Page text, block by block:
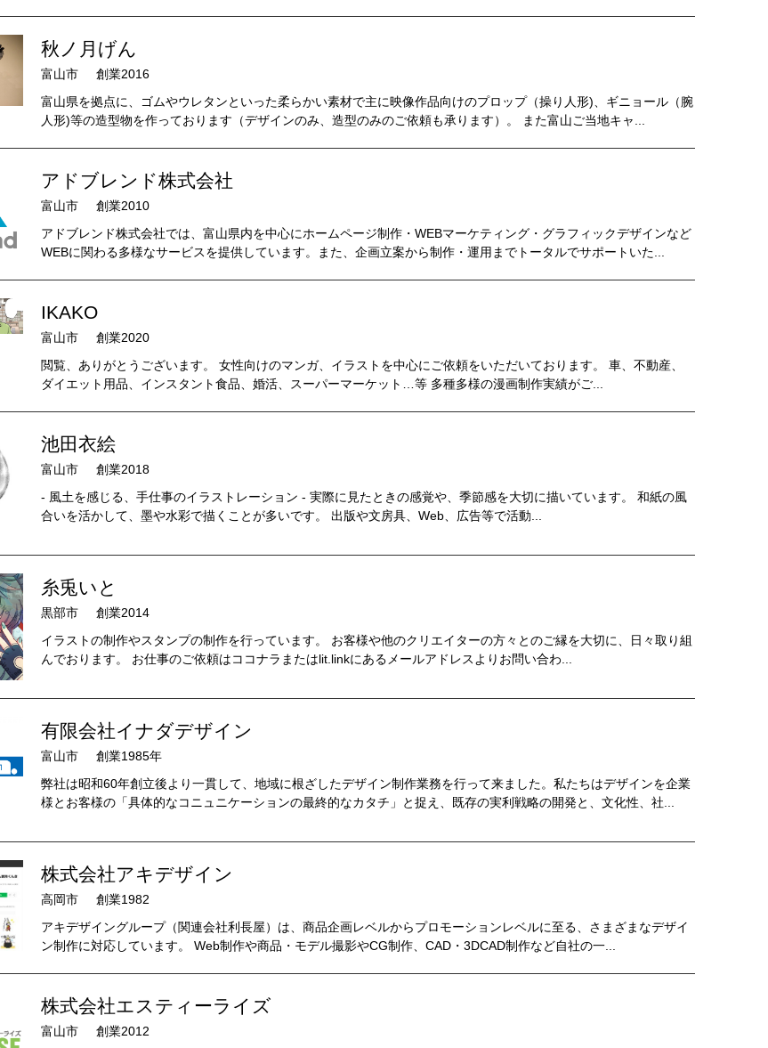
秋ノ月げん
富山市
創業2016
富山県を拠点に、ゴムやウレタンといった柔らかい素材で主に映像作品向けのプロップ（操り人形)、ギニョール（腕
人形)等の造型物を作っております（デザインのみ、造型のみのご依頼も承ります）。 また富山ご当地キャ...
アドブレンド株式会社
富山市
創業2010
アドブレンド株式会社では、富山県内を中心にホームページ制作・WEBマーケティング・グラフィックデザインなど
WEBに関わる多様なサービスを提供しています。また、企画立案から制作・運用までトータルでサポートいた...
IKAKO
富山市
創業2020
閲覧、ありがとうございます。 女性向けのマンガ、イラストを中心にご依頼をいただいております。 車、不動産、
ダイエット用品、インスタント食品、婚活、スーパーマーケット…等 多種多様の漫画制作実績がご...
池田衣絵
富山市
創業2018
- 風土を感じる、手仕事のイラストレーション - 実際に見たときの感覚や、季節感を大切に描いています。 和紙の風
合いを活かして、墨や水彩で描くことが多いです。 出版や文房具、Web、広告等で活動...
糸兎いと
黒部市
創業2014
イラストの制作やスタンプの制作を行っています。 お客様や他のクリエイターの方々とのご縁を大切に、日々取り組
んでおります。 お仕事のご依頼はココナラまたはlit.linkにあるメールアドレスよりお問い合わ...
有限会社イナダデザイン
富山市
創業1985年
弊社は昭和60年創立後より一貫して、地域に根ざしたデザイン制作業務を行って来ました。私たちはデザインを企業
様とお客様の「具体的なコニュニケーションの最終的なカタチ」と捉え、既存の実利戦略の開発と、文化性、社...
株式会社アキデザイン
高岡市
創業1982
アキデザイングループ（関連会社利長屋）は、商品企画レベルからプロモーションレベルに至る、さまざまなデザイ
ン制作に対応しています。 Web制作や商品・モデル撮影やCG制作、CAD・3DCAD制作など自社の一...
株式会社エスティーライズ
富山市 創業2012